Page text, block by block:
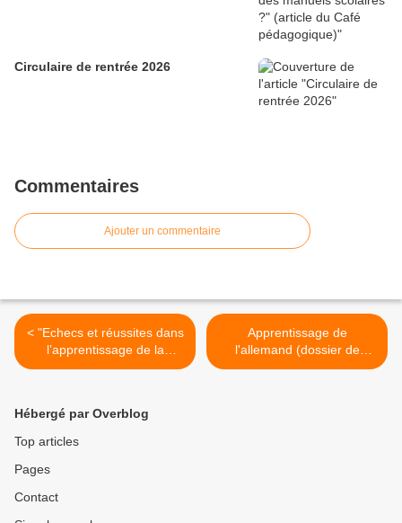
Circulaire de rentrée 2026
Commentaires
Ajouter un commentaire
< "Echecs et réussites dans
l’apprentissage de la
lecture" (Emission "Rue des
Apprentissage de
l'allemand (dossier de
presse du ministère) >
Hébergé par Overblog
Top articles
Pages
Contact